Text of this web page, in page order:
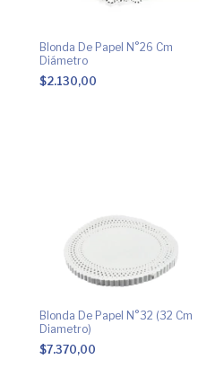
Blonda De Papel N°26 Cm
Diámetro
$2.130,00
Blonda De Papel N°32 (32 Cm
Diametro)
$7.370,00